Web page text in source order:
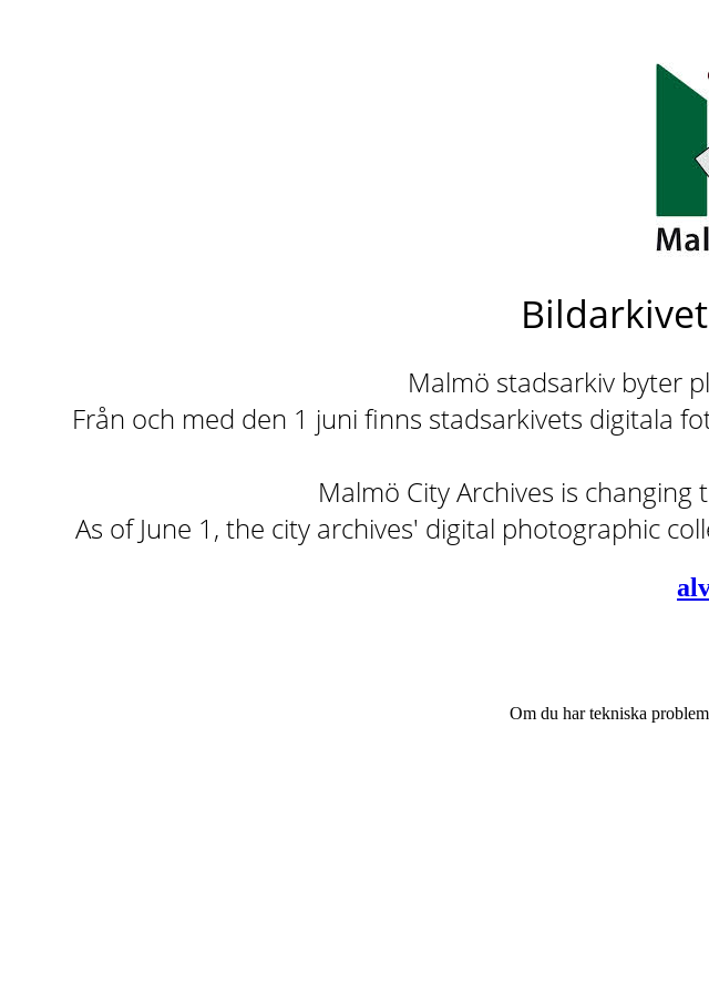
Malmö stadsarkiv byter
Från och med den 1 juni finns stadsarkivets digitala
Malmö City Archives is
As of June 1, the city archives' digital photographic
Om du har tekniska